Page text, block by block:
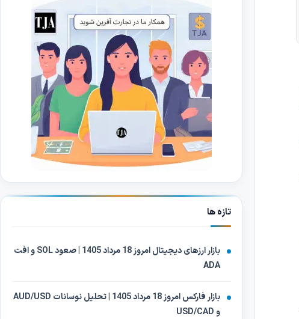
تازه ها
بازار ارزهای دیجیتال امروز 18 مرداد 1405 | صعود SOL و افت
ADA
بازار فارکس امروز 18 مرداد 1405 | تحلیل نوسانات AUD/USD
و USD/CAD